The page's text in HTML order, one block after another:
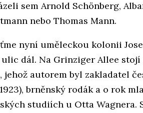
sem Arnold Schönberg,
nebo Thomas Mann.
nyní uměleckou kolonii
dál. Na Grinziger Allee
jehož autorem byl zakladatel
1923), brněnský rodák a o rok
studiích u Otta Wagnera.